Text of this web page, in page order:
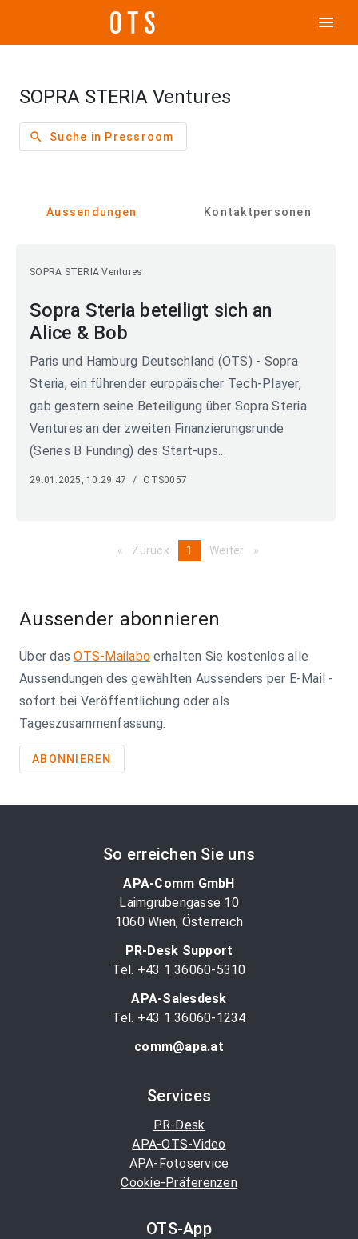
menu
SOPRA STERIA Ventures
search Suche in Pressroom
Aussendungen Kontaktpersonen
SOPRA STERIA Ventures
Sopra Steria beteiligt sich an
Alice & Bob
Paris und Hamburg Deutschland (OTS) - Sopra
Steria, ein führender europäischer Tech-Player,
gab gestern seine Beteiligung über Sopra Steria
Ventures an der zweiten Finanzierungsrunde
(Series B Funding) des Start-ups...
29.01.2025, 10:29:47 / OTS0057
Zurück pageYou're
1 Weiter page
Aussender abonnieren
Über dasOTS-Mailabo erhalten Sie kostenlos alle
Aussendungen des gewählten Aussenders per E-Mail -
sofort bei Veröffentlichung oder als
Tageszusammenfassung.
ABONNIEREN
So erreichen Sie uns
APA-Comm GmbH
Laimgrubengasse 10
1060 Wien, Österreich
PR-Desk Support
Tel. +43 1 36060-5310
APA-Salesdesk
Tel. +43 1 36060-1234
comm@apa.at
Services
PR-Desk
APA-OTS-Video
APA-Fotoservice
Cookie-Präferenzen
OTS-App